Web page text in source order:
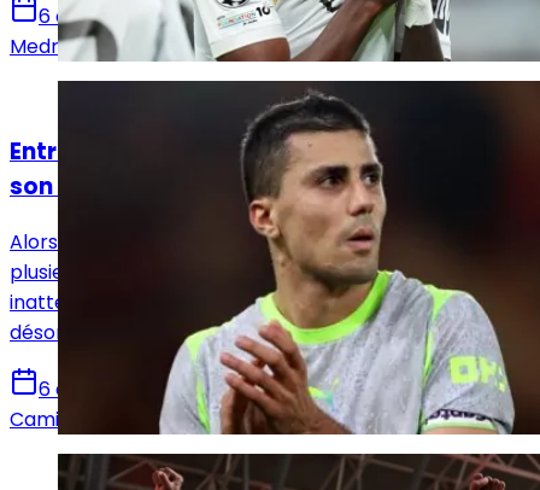
6 août 2026
Medric Bouzermane
Entre le Real Madrid et le Barça, Rodri a fait
son choix !
Alors que le Real Madrid semblait tenir la corde depuis
plusieurs semaines, le dossier Rodri a pris un tournant
inattendu. Le milieu de Manchester City privilégierait
désormais une arrivée au FC Barcelone.
6 août 2026
Camille Santos
Actualités